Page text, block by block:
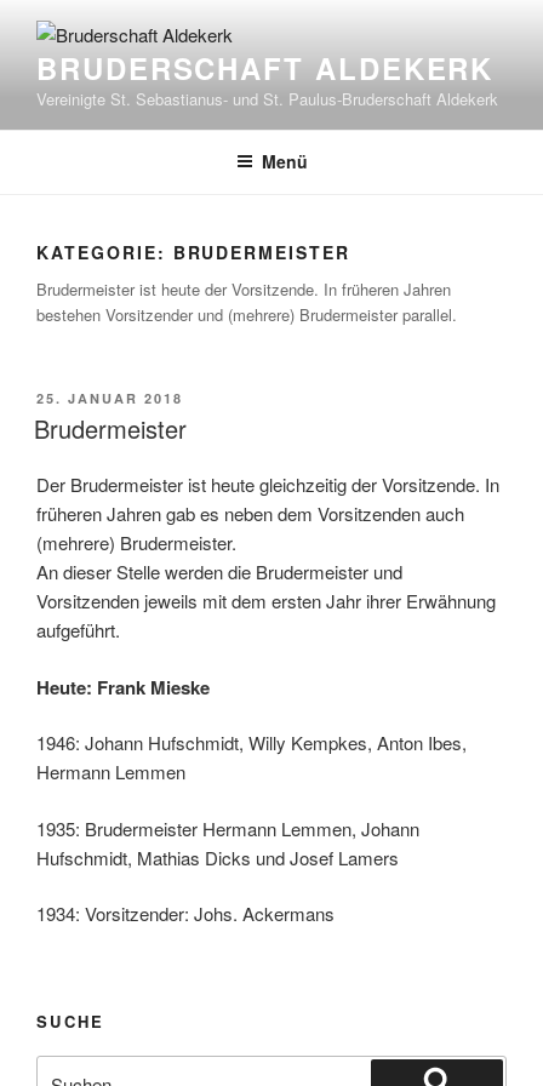
Inhalt
springenBRUDERSCHAFT ALDEKERK
Vereinigte St. Sebastianus- und St. Paulus-Bruderschaft Aldekerk
Menü
KATEGORIE: BRUDERMEISTER
Brudermeister ist heute der Vorsitzende. In früheren Jahren
bestehen Vorsitzender und (mehrere) Brudermeister parallel.
VERÖFFENTLICHT
AM
25. JANUAR 2018
Brudermeister
Der Brudermeister ist heute gleichzeitig der Vorsitzende. In
früheren Jahren gab es neben dem Vorsitzenden auch
(mehrere) Brudermeister.
An dieser Stelle werden die Brudermeister und
Vorsitzenden jeweils mit dem ersten Jahr ihrer Erwähnung
aufgeführt.
Heute: Frank Mieske
1946: Johann Hufschmidt, Willy Kempkes, Anton Ibes,
Hermann Lemmen
1935: Brudermeister Hermann Lemmen, Johann
Hufschmidt, Mathias Dicks und Josef Lamers
1934: Vorsitzender: Johs. Ackermans
SUCHE